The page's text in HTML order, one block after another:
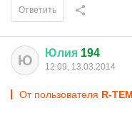
Ответить
Ю Юлия 194
12:09, 13.03.2014
От пользователя R-